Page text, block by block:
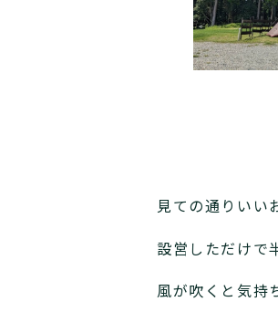
見ての通りいい
設営しただけで
風が吹くと気持